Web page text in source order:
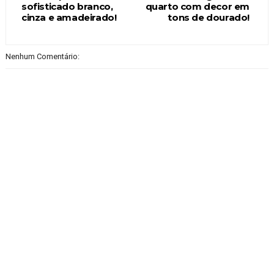
quarto com decor em
tons de dourado!
sofisticado branco,
cinza e amadeirado!
Nenhum Comentário: